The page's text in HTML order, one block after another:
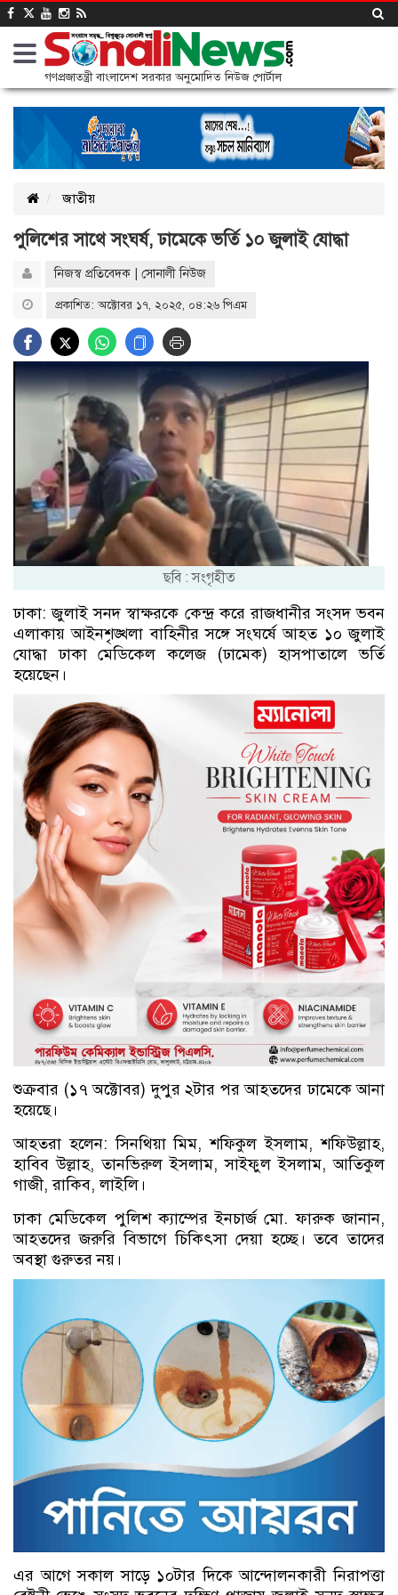
গণপ্রজাতন্ত্রী বাংলাদেশ সরকার অনুমোদিত নিউজ পোর্টাল
জাতীয়
পুলিশের সাথে সংঘর্ষ, ঢামেকে ভর্তি ১০ জুলাই যোদ্ধা
নিজস্ব প্রতিবেদক | সোনালী নিউজ
প্রকাশিত: অক্টোবর ১৭, ২০২৫, ০৪:২৬ পিএম
ছবি : সংগৃহীত
ঢাকা: জুলাই সনদ স্বাক্ষরকে কেন্দ্র করে রাজধানীর সংসদ ভবন
এলাকায় আইনশৃঙ্খলা বাহিনীর সঙ্গে সংঘর্ষে আহত ১০ জুলাই
যোদ্ধা ঢাকা মেডিকেল কলেজ (ঢামেক) হাসপাতালে ভর্তি
হয়েছেন।
শুক্রবার (১৭ অক্টোবর) দুপুর ২টার পর আহতদের ঢামেকে আনা
হয়েছে।
আহতরা হলেন: সিনথিয়া মিম, শফিকুল ইসলাম, শফিউল্লাহ,
হাবিব উল্লাহ, তানভিরুল ইসলাম, সাইফুল ইসলাম, আতিকুল
গাজী, রাকিব, লাইলি।
ঢাকা মেডিকেল পুলিশ ক্যাম্পের ইনচার্জ মো. ফারুক জানান,
আহতদের জরুরি বিভাগে চিকিৎসা দেয়া হচ্ছে। তবে তাদের
অবস্থা গুরুতর নয়।
এর আগে সকাল সাড়ে ১০টার দিকে আন্দোলনকারী নিরাপত্তা